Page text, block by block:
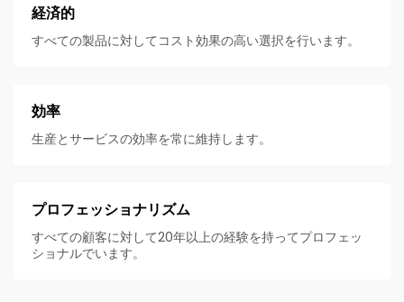
経済的
すべての製品に対してコスト効果の高い選択を行います。
効率
生産とサービスの効率を常に維持します。
プロフェッショナリズム
すべての顧客に対して20年以上の経験を持ってプロフェッ
ショナルでいます。